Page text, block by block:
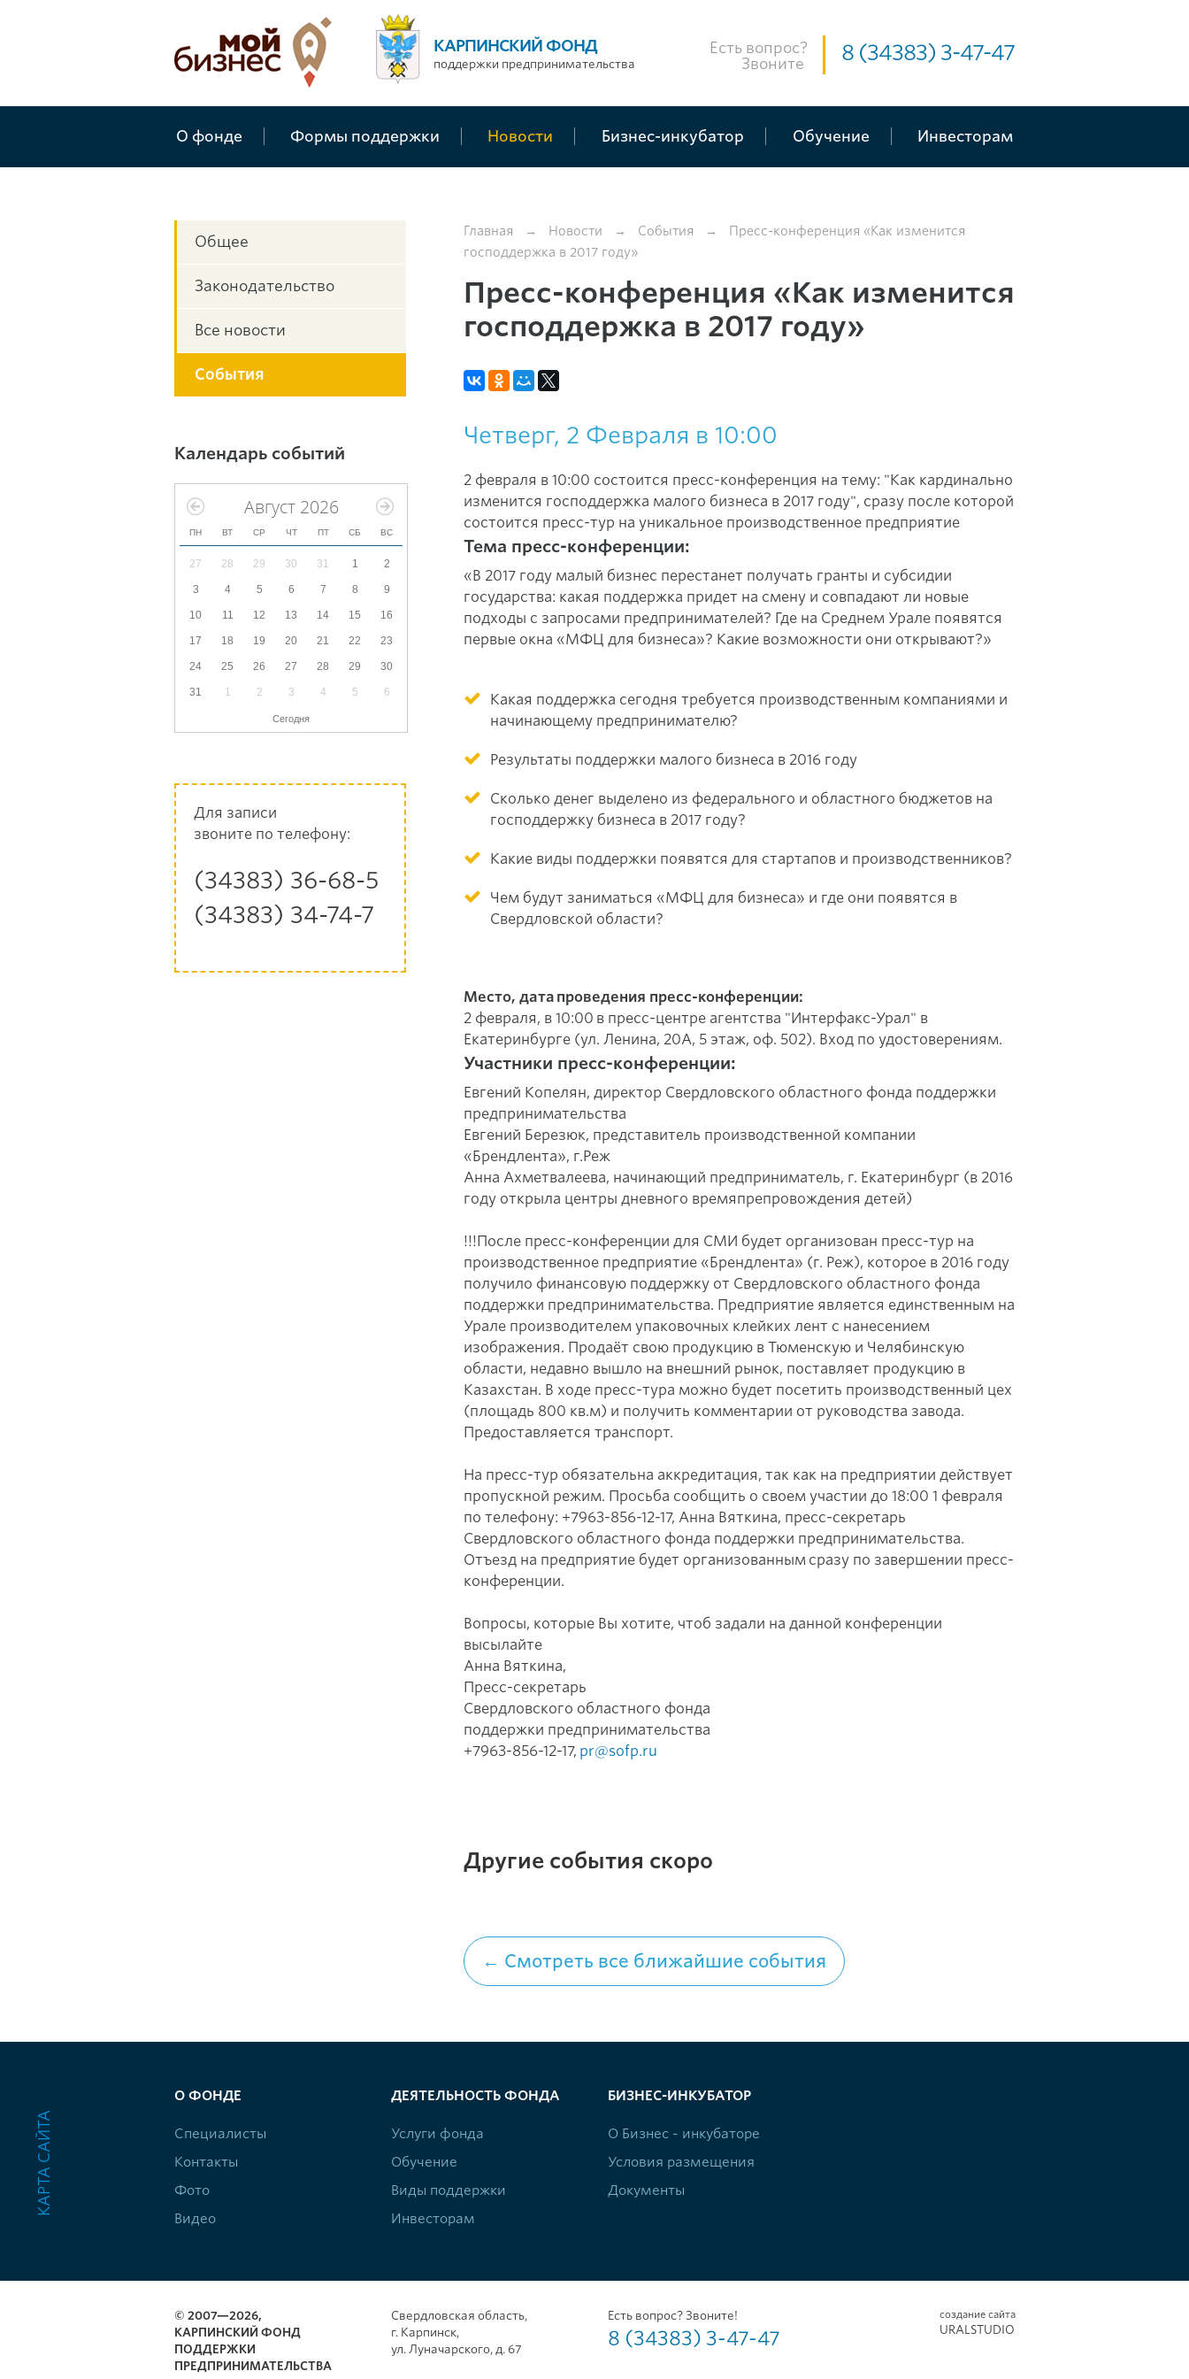
КАРПИНСКИЙ ФОНД
поддержки предпринимательства
Есть вопрос?
Звоните
8 (34383) 3-47-47
О фонде Формы поддержки Новости Бизнес-инкубатор Обучение Инвесторам
Общее
Законодательство
Все новости
События
Календарь событий
Август 2026
ПН ВТ СР ЧТ ПТ СБ ВС
27 28 29 30 31 1 2
3 4 5 6 7 8 9
10 11 12 13 14 15 16
17 18 19 20 21 22 23
24 25 26 27 28 29 30
31 1 2 3 4 5 6
Сегодня
Для записи
звоните по телефону:
(34383) 36-68-5
(34383) 34-74-7
Главная → Новости → События →
Пресс-конференция «Как изменится
господдержка в 2017 году»
Пресс-конференция «Как изменится
господдержка в 2017 году»
Четверг, 2 Февраля в 10:00
2 февраля в 10:00 состоится пресс-конференция на тему: "Как кардинально
изменится господдержка малого бизнеса в 2017 году", сразу после которой
состоится пресс-тур на уникальное производственное предприятие
Тема пресс-конференции:
«В 2017 году малый бизнес перестанет получать гранты и субсидии
государства: какая поддержка придет на смену и совпадают ли новые
подходы с запросами предпринимателей? Где на Среднем Урале появятся
первые окна «МФЦ для бизнеса»? Какие возможности они открывают?»
Какая поддержка сегодня требуется производственным компаниями и
начинающему предпринимателю?
Результаты поддержки малого бизнеса в 2016 году
Сколько денег выделено из федерального и областного бюджетов на
господдержку бизнеса в 2017 году?
Какие виды поддержки появятся для стартапов и производственников?
Чем будут заниматься «МФЦ для бизнеса» и где они появятся в
Свердловской области?
Место, дата проведения пресс-конференции:
2 февраля, в 10:00 в пресс-центре агентства "Интерфакс-Урал" в
Екатеринбурге (ул. Ленина, 20А, 5 этаж, оф. 502). Вход по удостоверениям.
Участники пресс-конференции:
Евгений Копелян, директор Свердловского областного фонда поддержки
предпринимательства
Евгений Березюк, представитель производственной компании
«Брендлента», г.Реж
Анна Ахметвалеева, начинающий предприниматель, г. Екатеринбург (в 2016
году открыла центры дневного времяпрепровождения детей)
!!!После пресс-конференции для СМИ будет организован пресс-тур на
производственное предприятие «Брендлента» (г. Реж), которое в 2016 году
получило финансовую поддержку от Свердловского областного фонда
поддержки предпринимательства. Предприятие является единственным на
Урале производителем упаковочных клейких лент с нанесением
изображения. Продаёт свою продукцию в Тюменскую и Челябинскую
области, недавно вышло на внешний рынок, поставляет продукцию в
Казахстан. В ходе пресс-тура можно будет посетить производственный цех
(площадь 800 кв.м) и получить комментарии от руководства завода.
Предоставляется транспорт.
На пресс-тур обязательна аккредитация, так как на предприятии действует
пропускной режим. Просьба сообщить о своем участии до 18:00 1 февраля
по телефону: +7963-856-12-17, Анна Вяткина, пресс-секретарь
Свердловского областного фонда поддержки предпринимательства.
Отъезд на предприятие будет организованным сразу по завершении пресс-
конференции.
Вопросы, которые Вы хотите, чтоб задали на данной конференции
высылайте
Анна Вяткина,
Пресс-секретарь
Свердловского областного фонда
поддержки предпринимательства
+7963-856-12-17, pr@sofp.ru
Другие события скоро
← Смотреть все ближайшие события
О ФОНДЕ
Специалисты
Контакты
Фото
Видео
ДЕЯТЕЛЬНОСТЬ ФОНДА
Услуги фонда
Обучение
Виды поддержки
Инвесторам
БИЗНЕС-ИНКУБАТОР
О Бизнес - инкубаторе
Условия размещения
Документы
КАРТА САЙТА
© 2007—2026,
КАРПИНСКИЙ ФОНД
ПОДДЕРЖКИ
ПРЕДПРИНИМАТЕЛЬСТВА
Свердловская область,
г. Карпинск,
ул. Луначарского, д. 67
Есть вопрос? Звоните!
8 (34383) 3-47-47
создание сайта
URALSTUDIO